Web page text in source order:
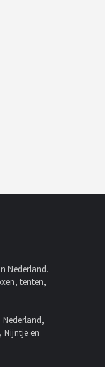
Nederland.
tenten,
Nijntje en